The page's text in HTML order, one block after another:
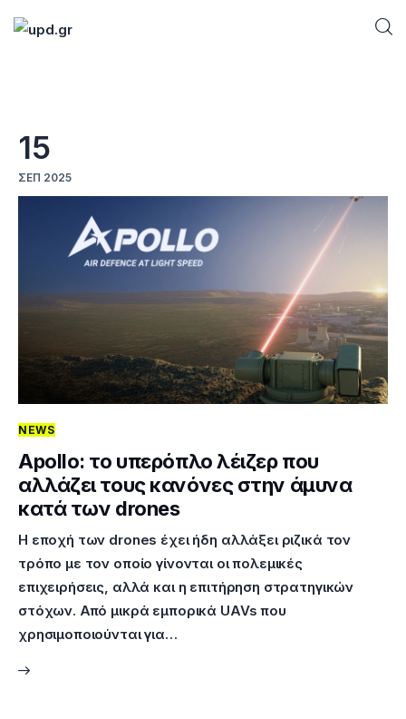
Games
Futuring
AI news
How To
Blog
15
ΣΕΠ 2025
NEWS
Apollo: το υπερόπλο λέιζερ που
αλλάζει τους κανόνες στην άμυνα
κατά των drones
Η εποχή των drones έχει ήδη αλλάξει ριζικά τον
τρόπο με τον οποίο γίνονται οι πολεμικές
επιχειρήσεις, αλλά και η επιτήρηση στρατηγικών
στόχων. Από μικρά εμπορικά UAVs που
χρησιμοποιούνται για…